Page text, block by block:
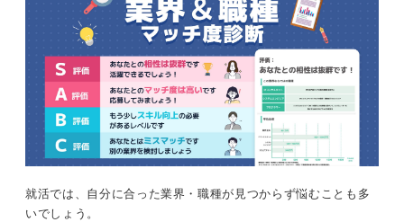
就活では、自分に合った業界・職種が見つからず悩むことも多
いでしょう。